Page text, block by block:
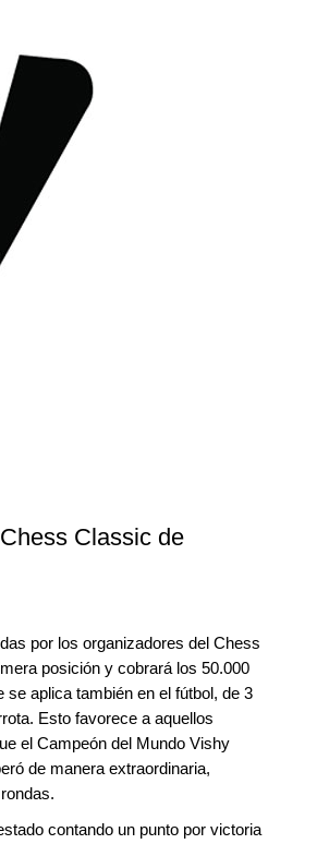
Classic de
por los organizadores del Chess
posición y cobrará los 50.000
aplica también en el fútbol, de 3
Esto favorece a aquellos
el Campeón del Mundo Vishy
de manera extraordinaria,
contando un punto por victoria